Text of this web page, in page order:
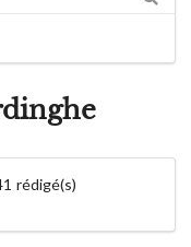
rédigé(s)